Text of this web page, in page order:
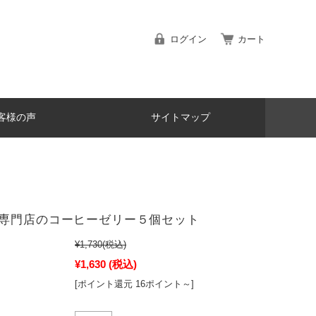
ログイン カート
様の声 サイトマップ
門店のコーヒーゼリー５個セット
¥1,730(税込)
¥1,630 (税込)
[ポイント還元 16ポイント～]